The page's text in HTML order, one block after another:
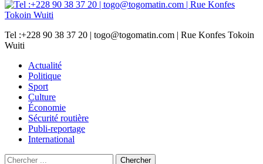
Tel :+228 90 38 37 20 | togo@togomatin.com | Rue Konfes Tokoin
Wuiti
Actualité
Politique
Sport
Culture
Économie
Sécurité routière
Publi-reportage
International